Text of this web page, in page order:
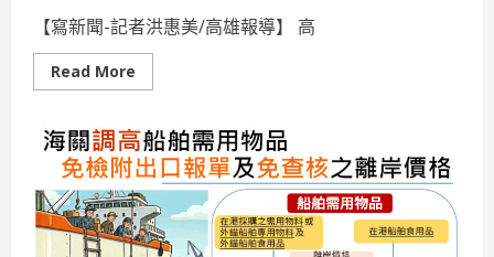
新
活
力
【寫新聞-記者洪惠美/高雄報導】 高
Read More
more
醫
大
校
長
講
座
談
AI